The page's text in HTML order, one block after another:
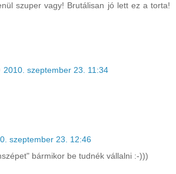
szuper vagy! Brutálisan jó lett ez a torta!
2010. szeptember 23. 11:34
szeptember 23. 12:46
bármikor be tudnék vállalni :-)))